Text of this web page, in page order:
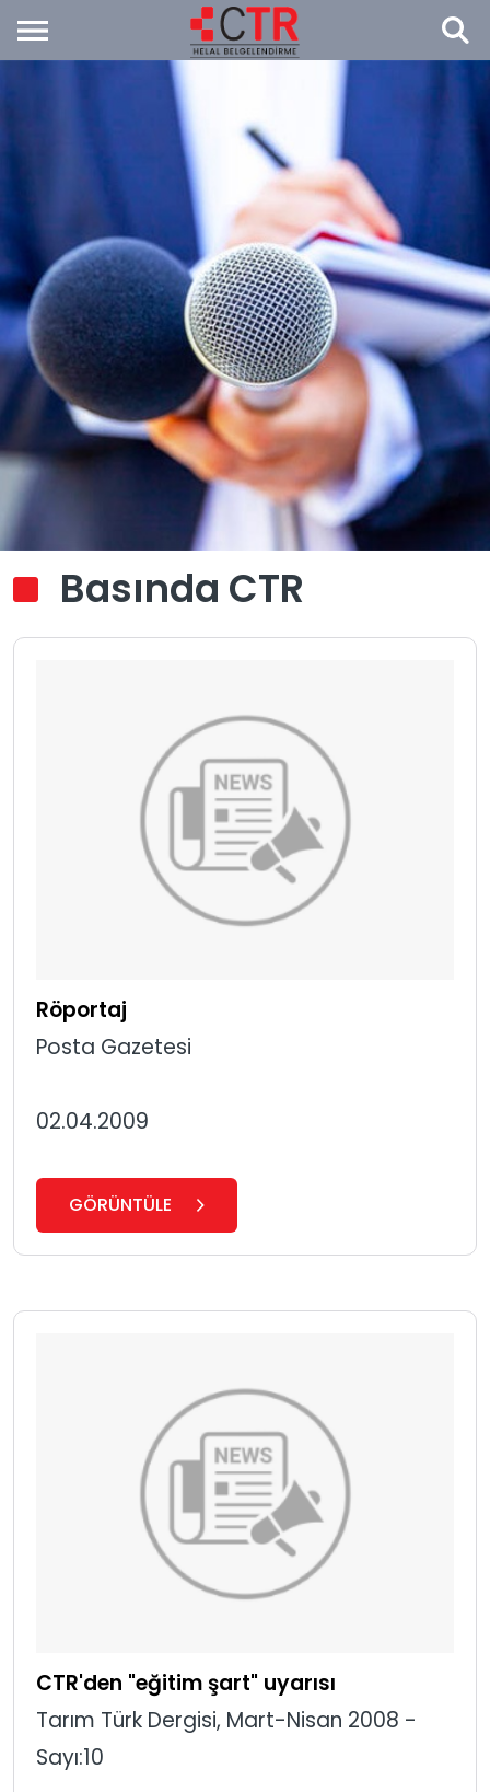
Basında CTR
Röportaj
Posta Gazetesi
02.04.2009
GÖRÜNTÜLE
CTR'den "eğitim şart" uyarısı
Tarım Türk Dergisi, Mart-Nisan 2008 -
Sayı:10